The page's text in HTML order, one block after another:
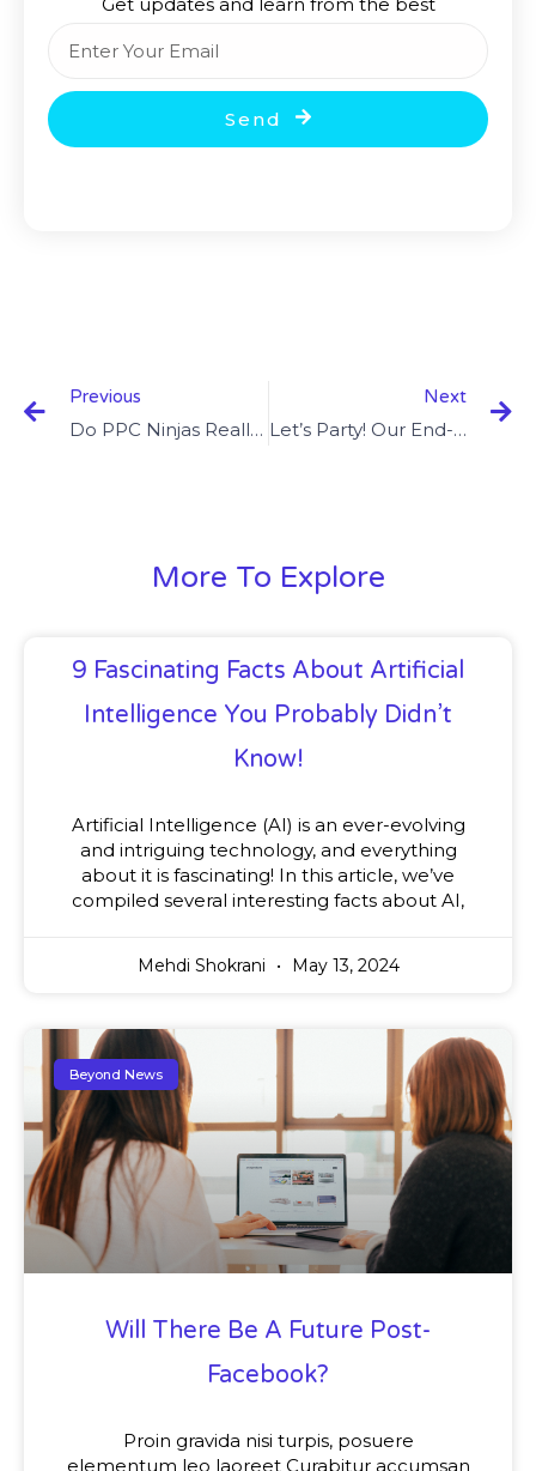
Send
Previous
Do PPC Ninjas Really Exist?
Next
Let’s Party! Our End-Of-The-Year Celebration
More To Explore
9 Fascinating Facts About Artificial
Intelligence You Probably Didn’t
Know!
Artificial Intelligence (AI) is an ever-evolving
and intriguing technology, and everything
about it is fascinating! In this article, we’ve
compiled several interesting facts about AI,
Mehdi Shokrani May 13, 2024
Beyond News
Will There Be A Future Post-
Facebook?
Proin gravida nisi turpis, posuere
elementum leo laoreet Curabitur accumsan